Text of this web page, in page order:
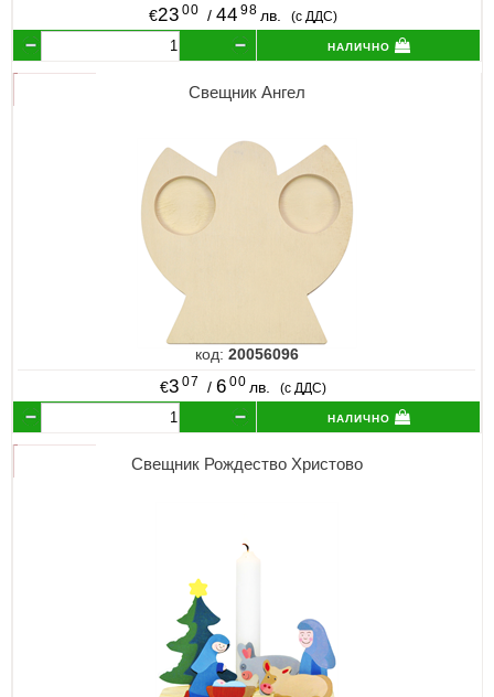
€23 00 / 44 98 лв. (с ДДС)
налично
Свещник Ангел
код: 20056096
€3 07 / 6 00 лв. (с ДДС)
налично
Свещник Рождество Христово